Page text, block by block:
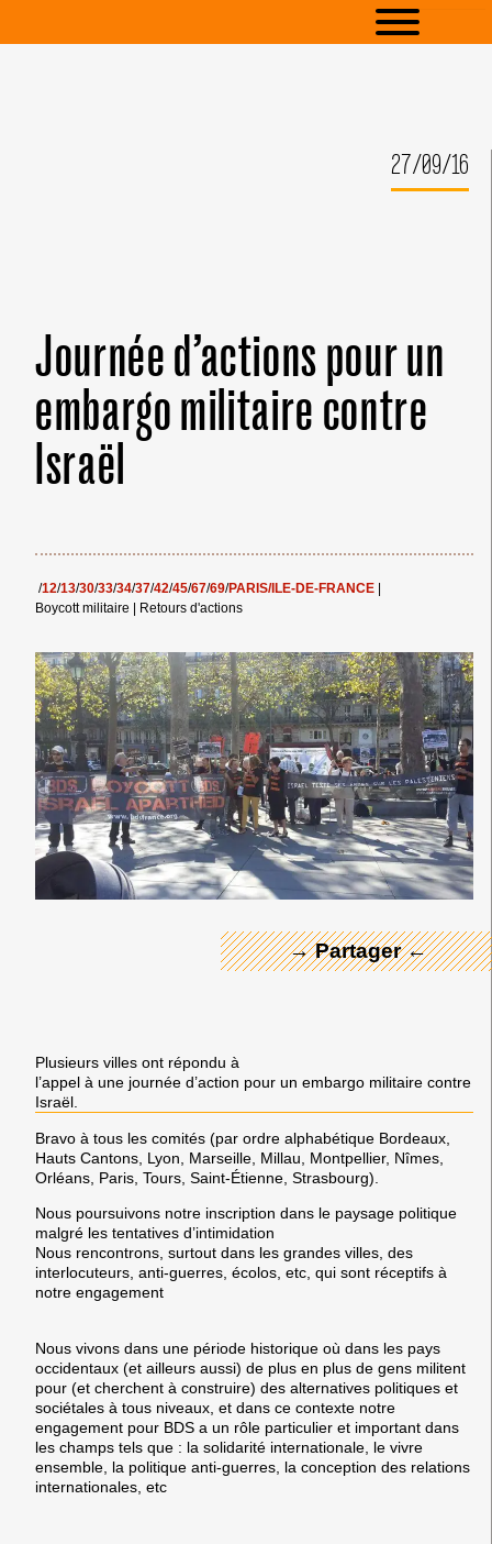
27/09/16
Journée d’actions pour un
embargo militaire contre
Israël
/12/13/30/33/34/37/42/45/67/69/PARIS/ILE-DE-FRANCE
Boycott militaire
Retours d'actions
→ Partager ←
← Merci ! →
Plusieurs villes ont répondu à
l’appel à une journée d’action pour un embargo militaire contre
Israël.
Bravo à tous les comités (par ordre alphabétique Bordeaux,
Hauts Cantons, Lyon, Marseille, Millau, Montpellier, Nîmes,
Orléans, Paris, Tours, Saint-Étienne, Strasbourg).
Nous poursuivons notre inscription dans le paysage politique
malgré les tentatives d’intimidation
Nous rencontrons, surtout dans les grandes villes, des
interlocuteurs, anti-guerres, écolos, etc, qui sont réceptifs à
notre engagement
Nous vivons dans une période historique où dans les pays
occidentaux (et ailleurs aussi) de plus en plus de gens militent
pour (et cherchent à construire) des alternatives politiques et
sociétales à tous niveaux, et dans ce contexte notre
engagement pour BDS a un rôle particulier et important dans
les champs tels que : la solidarité internationale, le vivre
ensemble, la politique anti-guerres, la conception des relations
internationales, etc